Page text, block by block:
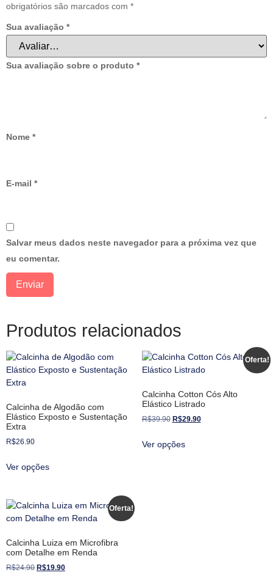
obrigatórios são marcados com *
Sua avaliação *
Sua avaliação sobre o produto *
Nome *
E-mail *
Salvar meus dados neste navegador para a próxima vez que
eu comentar.
Produtos relacionados
Calcinha de Algodão com
Elástico Exposto e Sustentação
Extra
R$26.90
Ver opções
Oferta!
Calcinha Cotton Cós Alto
Elástico Listrado
R$39.90 R$29.90
Ver opções
Oferta!
Calcinha Luiza em Microfibra
com Detalhe em Renda
R$24.90 R$19.90